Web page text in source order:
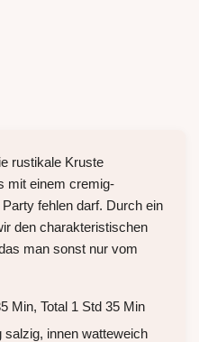
rustikale Kruste
mit einem cremig-
fehlen darf. Durch ein
den charakteristischen
man sonst nur vom
Min, Total 1 Std 35 Min
salzig, innen watteweich